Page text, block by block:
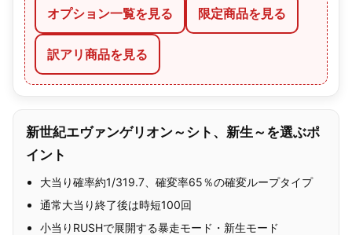
オプション一覧を見る 限定商品を見る
訳アリ商品を見る
新世紀エヴァンゲリオン～シト、新生～を選ぶポ
イント
大当り確率約1/319.7、確変率65％の確変ループタイプ
通常大当り終了後は時短100回
小当りRUSHで展開する暴走モード・新生モード